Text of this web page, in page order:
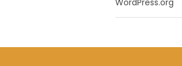
WordPress.org